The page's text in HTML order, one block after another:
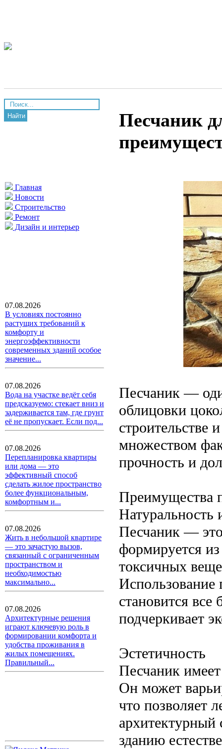
Найти
Главная
Новости
Строительство
Ремонт
Дизайн и интерьер
07.08.2026
В условиях постоянно
растущих требований к
комфорту и
энергоэффективности
современных зданий особое
значение...
07.08.2026
Вода на участке ведёт себя
предсказуемо: стекает вниз и
задерживается там, где грунт
её не пропускает. Если под...
07.08.2026
Перепланировка квартиры
или дома — это
эффективный способ
сделать жилое пространство
более функциональным,
комфортным и...
07.08.2026
Жить в небольшой квартире
— это зачастую вызов,
связанный с ограниченным
пространством и
необходимостью
максимально...
07.08.2026
Архитектурные решения
играют ключевую роль в
формировании комфорта и
удобства проживания в
жилых помещениях.
Правильный...
Песчаник
Песчаник —
облицовки
строительстве
множеством
прочность и
Преимущества
Натуральность
Песчаник —
формируется
токсичных
Использование
становится
подчеркивает
Эстетичность
Песчаник
Он может
что позволяет
архитектурный
зданию